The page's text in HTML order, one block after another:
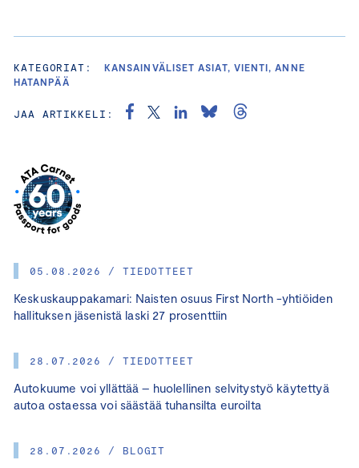
05.08.2026 / TIEDOTTEET
Keskuskauppakamari: Naisten osuus First North -yhtiöiden
hallituksen jäsenistä laski 27 prosenttiin
28.07.2026 / TIEDOTTEET
Autokuume voi yllättää – huolellinen selvitystyö käytettyä
autoa ostaessa voi säästää tuhansilta euroilta
28.07.2026 / BLOGIT
KATEGORIAT:
KANSAINVÄLISET ASIAT, VIENTI, ANNE
HATANPÄÄ
JAA ARTIKKELI: